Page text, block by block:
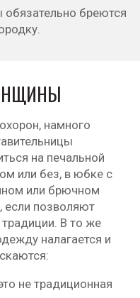
бреются
намного
на печальной
или без, в юбке с
или брючном
если позволяют
В то же
налагается и
не традиционная